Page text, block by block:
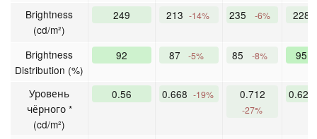
Brightness
(cd/m²)
249 213 -14% 235 -6% 228
Brightness
Distribution (%)
92 87 -5% 85 -8% 95
Уровень
чёрного *
(cd/m²)
0.56 0.668 -19% 0.712
-27%
0.624